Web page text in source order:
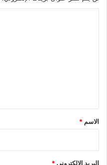
*
الاسم *
البريد الإلكتروني*